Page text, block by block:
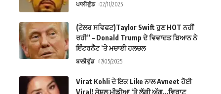
ਪਾਲੀਵੁੱਡ 02/11/2025
(ਟੇਲਰ ਸਵਿਫਟ)Taylor Swift ਹੁਣ HOT ਨਹੀਂ
ਰਹੀ” – Donald Trump ਦੇ ਵਿਵਾਦਤ ਬਿਆਨ ਨੇ
ਇੰਟਰਨੈੱਟ ‘ਤੇ ਮਚਾਈ ਹਲਚਲ
ਬਾਲੀਵੁੱਡ 17/05/2025
Virat Kohli ਦੇ ਇਕ Like ਨਾਲ Avneet ਹੋਈ
Viral! ਸੋਸ਼ਲ ਮੀਡੀਆ ‘ਤੇ ਲੱਗੀ ਅੱਗ…ਵਿਰਾਟ